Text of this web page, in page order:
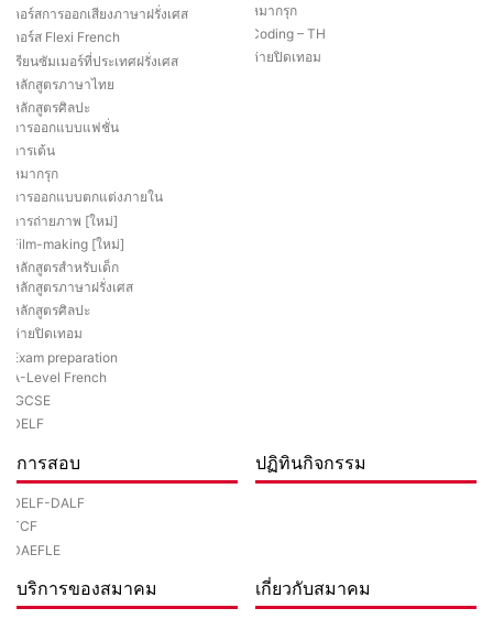
คอร์สการออกเสียงภาษาฝรั่งเศส
คอร์ส Flexi French
เรียนซัมเมอร์ที่ประเทศฝรั่งเศส
หลักสูตรภาษาไทย
หลักสูตรศิลปะ
การออกแบบแฟชั่น
การเต้น
หมากรุก
การออกแบบตกแต่งภายใน
การถ่ายภาพ [ใหม่]
Film-making [ใหม่]
หลักสูตรสำหรับเด็ก
หลักสูตรภาษาฝรั่งเศส
หลักสูตรศิลปะ
ค่ายปิดเทอม
Exam preparation
A-Level French
IGCSE
DELF
หมากรุก
Coding – TH
ค่ายปิดเทอม
การสอบ
DELF-DALF
TCF
DAEFLE
ปฏิทินกิจกรรม
บริการของสมาคม เกี่ยวกับสมาคม